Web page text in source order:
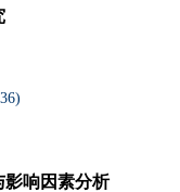
36)
影响因素分析